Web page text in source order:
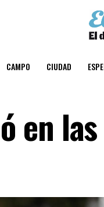
CAMPO CIUDAD
en